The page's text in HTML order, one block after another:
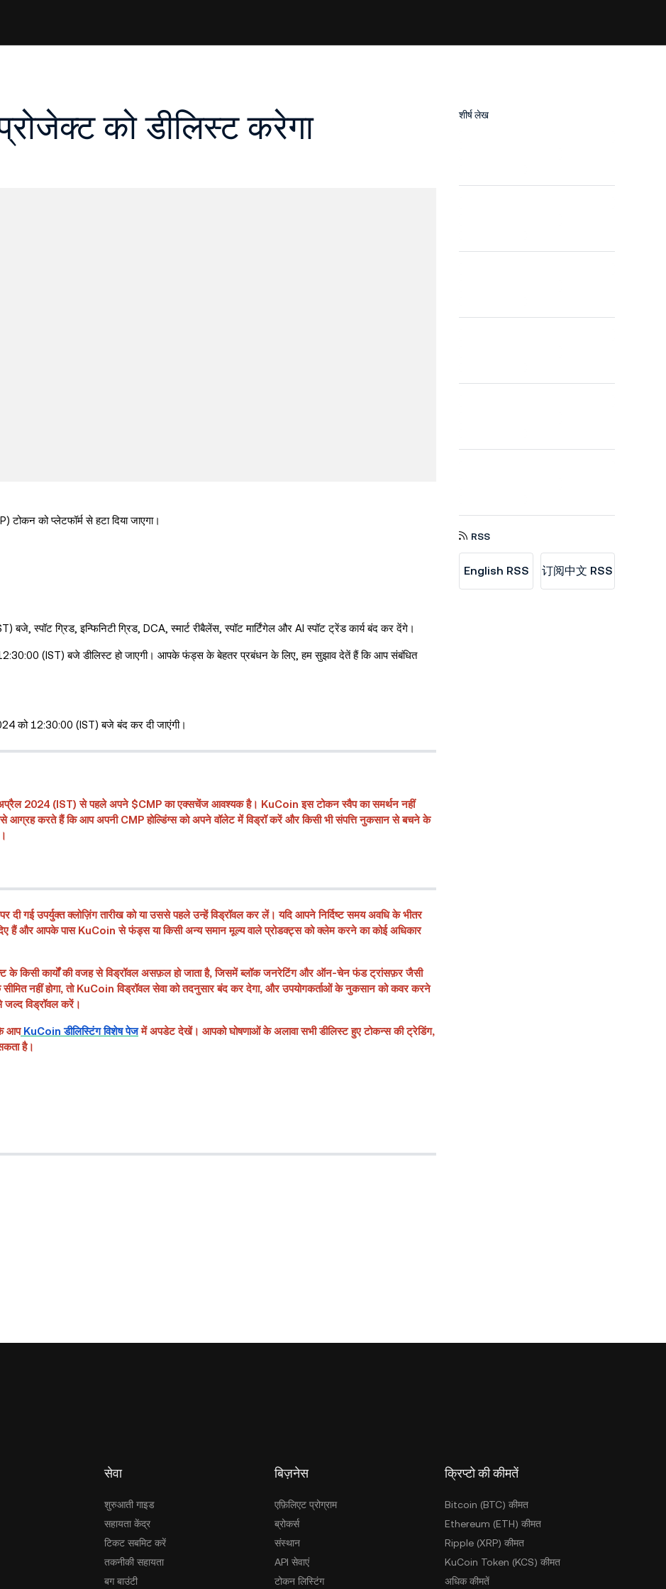
को डीलिस्ट करेगा
टोकन को प्लेटफॉर्म से हटा दिया जाएगा।
स्पॉट ग्रिड, इन्फिनिटी ग्रिड, DCA, स्मार्ट रीबैलेंस, स्पॉट मार्टिंगेल और AI स्पॉट ट्रेंड कार्य बंद कर देंगे।
(IST) बजे डीलिस्ट हो जाएगी। आपके फंड्स के बेहतर प्रबंधन के लिए, हम सुझाव देतें हैं कि आप संबंधित
को 12:30:00 (IST) बजे बंद कर दी जाएंगी।
2024 (IST) से पहले अपने $CMP का एक्सचेंज आवश्यक है। KuCoin इस टोकन स्वैप का समर्थन नहीं
करते हैं कि आप अपनी CMP होल्डिंग्स को अपने वॉलेट में विड्रॉ करें और किसी भी संपत्ति नुकसान से बचने के
गई उपर्युक्त क्लोज़िंग तारीख को या उससे पहले उन्हें विड्रॉवल कर लें। यदि आपने निर्दिष्ट समय अवधि के भीतर
हैं और आपके पास KuCoin से फंड्स या किसी अन्य समान मूल्य वाले प्रोडक्ट्स को क्लेम करने का कोई अधिकार
के किसी कार्यों की वजह से विड्रॉवल असफ़ल हो जाता है, जिसमें ब्लॉक जनरेटिंग और ऑन-चेन फंड ट्रांसफ़र जैसी
नहीं होगा, तो KuCoin विड्रॉवल सेवा को तदनुसार बंद कर देगा, और उपयोगकर्ताओं के नुकसान को कवर करने
जल्द विड्रॉवल करें।
आपKuCoin डीलिस्टिंग विशेष पेजमें अपडेट देखें। आपको घोषणाओं के अलावा सभी डीलिस्ट हुए टोकन्स की ट्रेडिंग,
है।
शीर्ष लेख
RSS
English RSS 订阅中文 RSS
सेवा
शुरुआती गाइड
सहायता केंद्र
टिकट सबमिट करें
तकनीकी सहायता
बग बाउंटी
बिज़नेस
एफ़िलिएट प्रोग्राम
ब्रोकर्स
संस्थान
API सेवाएं
टोकन लिस्टिंग
क्रिप्टो की कीमतें
Bitcoin (BTC) कीमत
Ethereum (ETH) कीमत
Ripple (XRP) कीमत
KuCoin Token (KCS) कीमत
अधिक कीमतें